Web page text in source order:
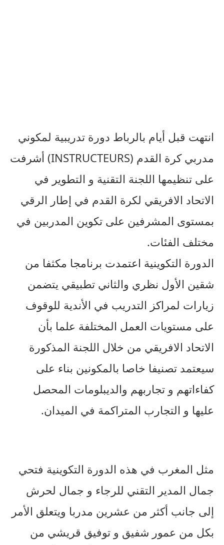
انتهت قبل أيام بالرباط دورة تدريبية لمكوني
مدربي كرة القدم (INSTRUCTEURS) أشرفت
على تنظيمها اللجنة التقنية و التطوير في
الاتحاد الافريقي لكرة القدم في إطار الرقي
بمستوى المشرفين على تكوين المدربين في
مختلف الفئات.
الدورة التكوينية اعتمدت برنامجا مكثفا من
شقين الأول نظري والثاني تطبيقي يتضمن
زيارات لمراكز التدريب في الأندية للوقوف
على مستويات العمل المختلفة علما بأن
الاتحاد الافريقي من خلال اللجنة المذكورة
سيعتمد تصنيفا خاصا بالمكونين بناء على
كفاءاتهم و تجاربهم والديبلومات المحصل
عليها و التجارب المتراكمة في الميدان.
مثل المغرب في هذه الدورة التكوينية فتحي
جمال المدير التقني للرجاء و جمال لحرش
إلى جانب أكثر من عشرين مدربا ويتعلق الأمر
بكل من عمور شفيق و توفيق قريشي من